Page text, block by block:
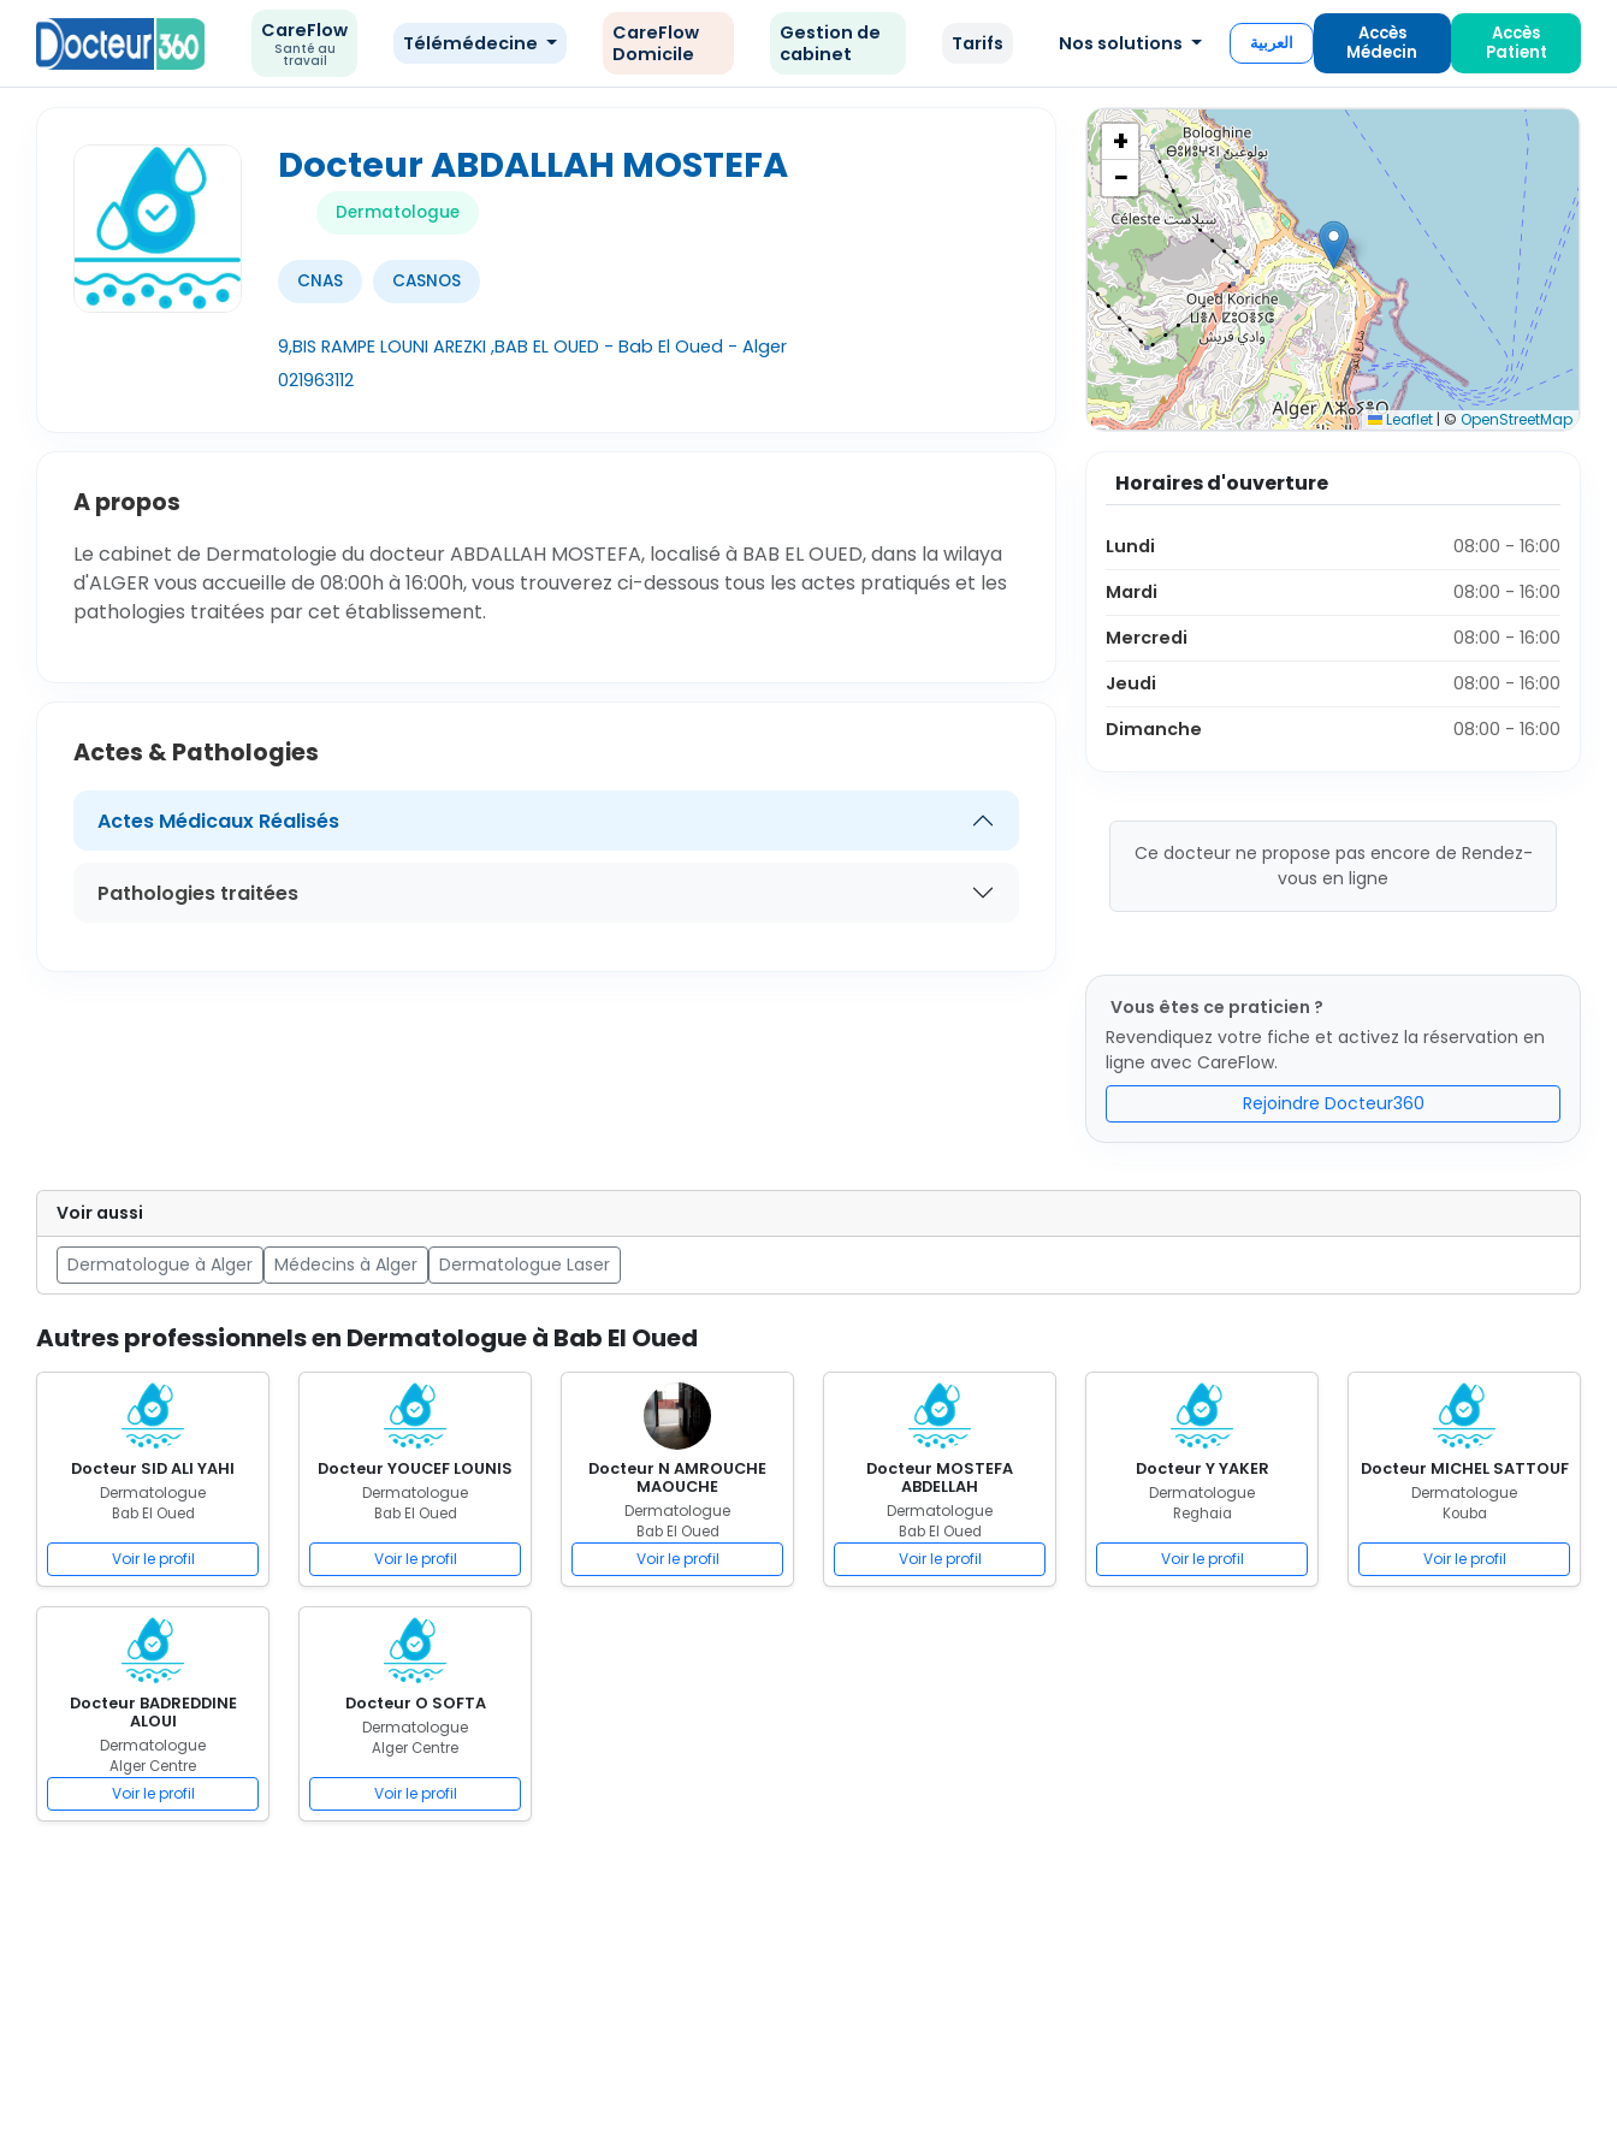
CareFlow
Santé au
travail
Télémédecine
CareFlow
Domicile
Gestion de
cabinet
Tarifs Nos solutions العربية
Accès
Médecin
Accès
Patient
Docteur ABDALLAH MOSTEFA
Dermatologue
CNAS CASNOS
9,BIS RAMPE LOUNI AREZKI ,BAB EL OUED - Bab El Oued - Alger
021963112
+
−
Leaflet | © OpenStreetMap
A propos
Le cabinet de Dermatologie du docteur ABDALLAH MOSTEFA, localisé à BAB EL OUED, dans la wilaya
d'ALGER vous accueille de 08:00h à 16:00h, vous trouverez ci-dessous tous les actes pratiqués et les
pathologies traitées par cet établissement.
Actes & Pathologies
Actes Médicaux Réalisés
Pathologies traitées
Horaires d'ouverture
Lundi
08:00 - 16:00
Mardi
08:00 - 16:00
Mercredi
08:00 - 16:00
Jeudi
08:00 - 16:00
Dimanche
08:00 - 16:00
Ce docteur ne propose pas encore de Rendez-
vous en ligne
Vous êtes ce praticien ?
Revendiquez votre fiche et activez la réservation en
ligne avec CareFlow.
Rejoindre Docteur360
Voir aussi
Dermatologue à Alger Médecins à Alger Dermatologue Laser
Autres professionnels en Dermatologue à Bab El Oued
Docteur SID ALI YAHI
Dermatologue
Bab El Oued
Voir le profil
Docteur YOUCEF LOUNIS
Dermatologue
Bab El Oued
Voir le profil
Docteur N AMROUCHE
MAOUCHE
Dermatologue
Bab El Oued
Voir le profil
Docteur MOSTEFA
ABDELLAH
Dermatologue
Bab El Oued
Voir le profil
Docteur Y YAKER
Dermatologue
Reghaia
Voir le profil
Docteur MICHEL SATTOUF
Dermatologue
Kouba
Voir le profil
Docteur BADREDDINE
ALOUI
Dermatologue
Alger Centre
Voir le profil
Docteur O SOFTA
Dermatologue
Alger Centre
Voir le profil